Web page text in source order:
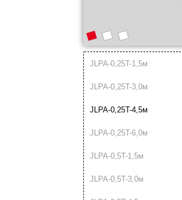
JLPA-0,25T-1,5м
JLPA-0,25T-3,0м
JLPA-0,25T-4,5м
JLPA-0,25T-6,0м
JLPA-0,5T-1,5м
JLPA-0,5T-3,0м